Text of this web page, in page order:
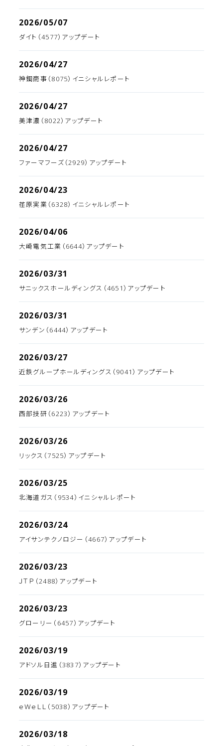
2026/05/07
ダイト（4577）アップデート
2026/04/27
神鋼商事（8075）イニシャルレポート
2026/04/27
美津濃（8022）アップデート
2026/04/27
ファーマフーズ（2929）アップデート
2026/04/23
荏原実業（6328）イニシャルレポート
2026/04/06
大崎電気工業（6644）アップデート
2026/03/31
サニックスホールディングス（4651）アップデート
2026/03/31
サンデン（6444）アップデート
2026/03/27
近鉄グループホールディングス（9041）アップデート
2026/03/26
西部技研（6223）アップデート
2026/03/26
リックス（7525）アップデート
2026/03/25
北海道ガス（9534）イニシャルレポート
2026/03/24
アイサンテクノロジー（4667）アップデート
2026/03/23
ＪＴＰ（2488）アップデート
2026/03/23
グローリー（6457）アップデート
2026/03/19
アドソル日進（3837）アップデート
2026/03/19
ｅＷｅＬＬ（5038）アップデート
2026/03/18